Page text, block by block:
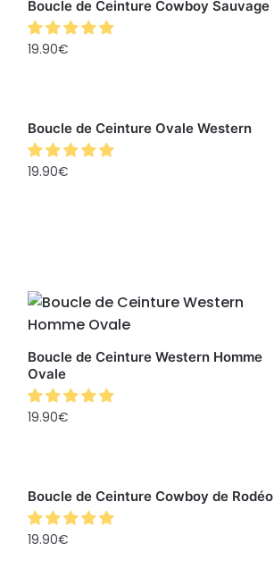
Boucle de Ceinture Cowboy Sauvage
19.90€
Boucle de Ceinture Ovale Western
19.90€
Boucle de Ceinture Western Homme
Ovale
19.90€
Boucle de Ceinture Cowboy de Rodéo
19.90€